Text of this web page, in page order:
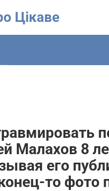
Цікаве
Малахов 8
его
то фото